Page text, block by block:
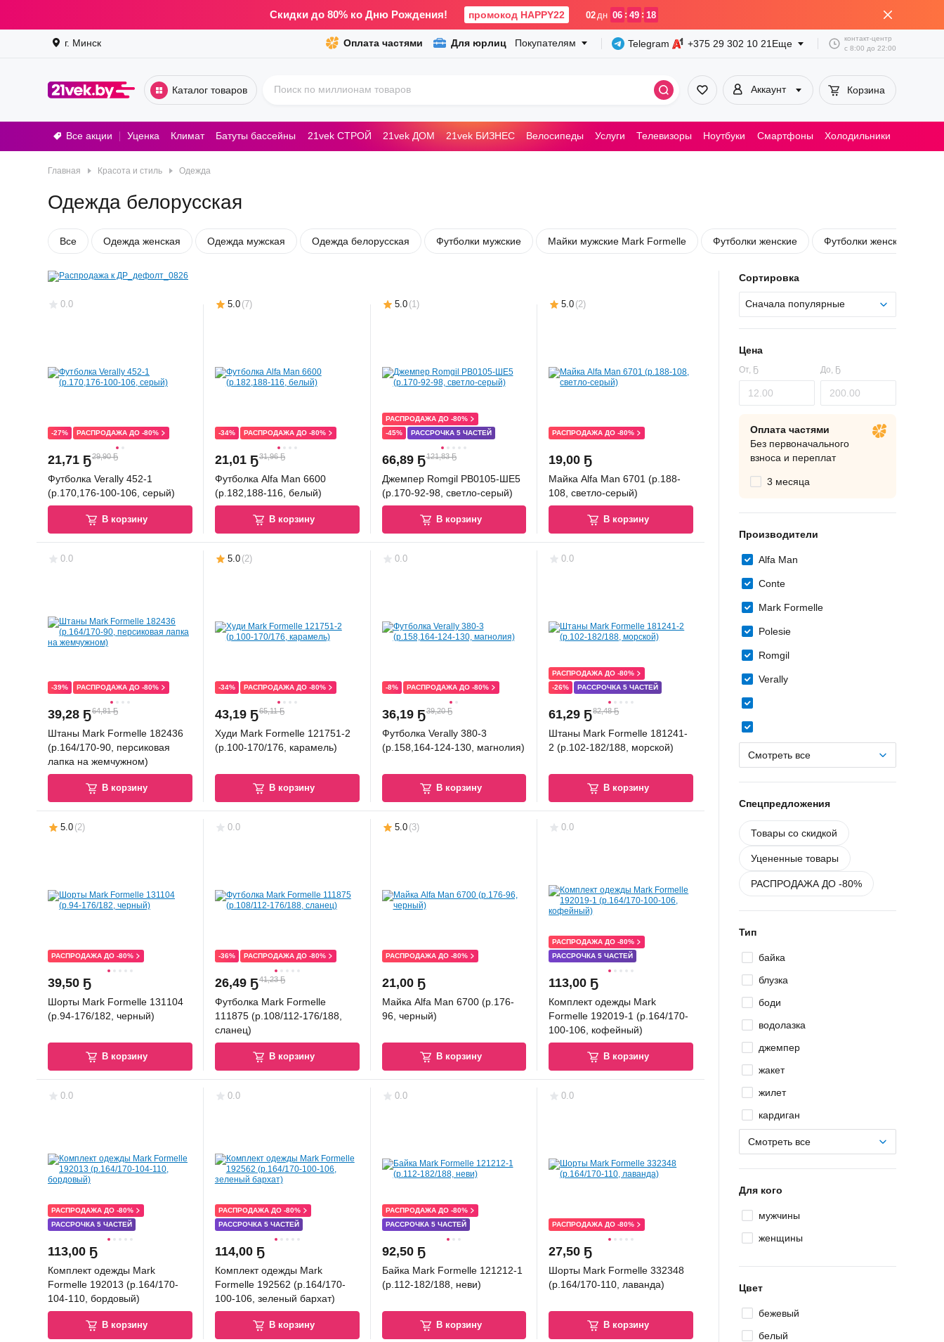
Скидки до 80% ко Дню Рождения! промокод HAPPY22 02 дн 06 : 49 : 18
г. Минск Оплата частями Для юрлиц Покупателям Telegram +375 29 302 10 21 Еще
контакт-центр
с 8:00 до 22:00
Каталог товаров Аккаунт Корзина
Все акции Уценка Климат Батуты бассейны 21vek СТРОЙ 21vek ДОМ 21vek БИЗНЕС Велосипеды Услуги Телевизоры Ноутбуки Смартфоны Холодильники
Одежда
Красота и стиль
Главная
Одежда белорусская
Все Одежда женская Одежда мужская Одежда белорусская Футболки мужские Майки мужские Mark Formelle Футболки женские Футболки женские Mark
0.0
-27% РАСПРОДАЖА ДО -80%
21,71 Ҕ29,90 Ҕ
Футболка Verally 452-1
(р.170,176-100-106, серый)
В корзину
5.0 (7)
-34% РАСПРОДАЖА ДО -80%
21,01 Ҕ31,96 Ҕ
Футболка Alfa Man 6600
(р.182,188-116, белый)
В корзину
5.0 (1)
-45% РАССРОЧКА 5 ЧАСТЕЙ
РАСПРОДАЖА ДО -80%
66,89 Ҕ121,83 Ҕ
Джемпер Romgil РВ0105-ШЕ5
(р.170-92-98, светло-серый)
В корзину
5.0 (2)
РАСПРОДАЖА ДО -80%
19,00 Ҕ
Майка Alfa Man 6701 (р.188-
108, светло-серый)
В корзину
0.0
-39% РАСПРОДАЖА ДО -80%
39,28 Ҕ64,81 Ҕ
Штаны Mark Formelle 182436
(р.164/170-90, персиковая
лапка на жемчужном)
В корзину
5.0 (2)
-34% РАСПРОДАЖА ДО -80%
43,19 Ҕ65,11 Ҕ
Худи Mark Formelle 121751-2
(р.100-170/176, карамель)
В корзину
0.0
-8% РАСПРОДАЖА ДО -80%
36,19 Ҕ39,20 Ҕ
Футболка Verally 380-3
(р.158,164-124-130, магнолия)
В корзину
0.0
-26% РАССРОЧКА 5 ЧАСТЕЙ
РАСПРОДАЖА ДО -80%
61,29 Ҕ82,48 Ҕ
Штаны Mark Formelle 181241-
2 (р.102-182/188, морской)
В корзину
5.0 (2)
РАСПРОДАЖА ДО -80%
39,50 Ҕ
Шорты Mark Formelle 131104
(р.94-176/182, черный)
В корзину
0.0
-36% РАСПРОДАЖА ДО -80%
26,49 Ҕ41,23 Ҕ
Футболка Mark Formelle
111875 (р.108/112-176/188,
сланец)
В корзину
5.0 (3)
РАСПРОДАЖА ДО -80%
21,00 Ҕ
Майка Alfa Man 6700 (р.176-
96, черный)
В корзину
0.0
РАССРОЧКА 5 ЧАСТЕЙ
РАСПРОДАЖА ДО -80%
113,00 Ҕ
Комплект одежды Mark
Formelle 192019-1 (р.164/170-
100-106, кофейный)
В корзину
0.0
РАССРОЧКА 5 ЧАСТЕЙ
РАСПРОДАЖА ДО -80%
113,00 Ҕ
Комплект одежды Mark
Formelle 192013 (р.164/170-
104-110, бордовый)
В корзину
0.0
РАССРОЧКА 5 ЧАСТЕЙ
РАСПРОДАЖА ДО -80%
114,00 Ҕ
Комплект одежды Mark
Formelle 192562 (р.164/170-
100-106, зеленый бархат)
В корзину
0.0
РАССРОЧКА 5 ЧАСТЕЙ
РАСПРОДАЖА ДО -80%
92,50 Ҕ
Байка Mark Formelle 121212-1
(р.112-182/188, неви)
В корзину
0.0
РАСПРОДАЖА ДО -80%
27,50 Ҕ
Шорты Mark Formelle 332348
(р.164/170-110, лаванда)
В корзину
Сортировка
Сначала популярные
Цена
От, Ҕ До, Ҕ
Оплата частями
Без первоначального
взноса и переплат
3 месяца
Производители
Alfa Man
Conte
Mark Formelle
Polesie
Romgil
Verally
Смотреть все
Спецпредложения
Товары со скидкой
Уцененные товары
РАСПРОДАЖА ДО -80%
Тип
байка
блузка
боди
водолазка
джемпер
жакет
жилет
кардиган
Смотреть все
Для кого
мужчины
женщины
Цвет
бежевый
белый